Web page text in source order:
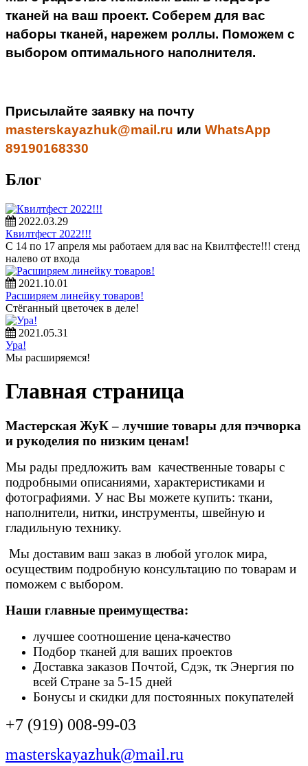
тканей на ваш проект. Соберем для вас
наборы тканей, нарежем роллы. Поможем с
выбором оптимального наполнителя.
Присылайте заявку на почту
masterskayazhuk@mail.ru или WhatsApp
89190168330
Блог
2022.03.29
Квилтфест 2022!!!
С 14 по 17 апреля мы работаем для вас на Квилтфесте!!! стенд
налево от входа
2021.10.01
Расширяем линейку товаров!
Стёганный цветочек в деле!
2021.05.31
Ура!
Мы расширяемся!
Главная страница
Мастерская ЖуК – лучшие товары для пэчворка
и рукоделия по низким ценам!
Мы рады предложить вам качественные товары с
подробными описаниями, характеристиками и
фотографиями. У нас Вы можете купить: ткани,
наполнители, нитки, инструменты, швейную и
гладильную технику.
Мы доставим ваш заказ в любой уголок мира,
осуществим подробную консультацию по товарам и
поможем с выбором.
Наши главные преимущества:
лучшее соотношение цена-качество
Подбор тканей для ваших проектов
Доставка заказов Почтой, Сдэк, тк Энергия по
всей Стране за 5-15 дней
Бонусы и скидки для постоянных покупателей
+7 (919) 008-99-03
masterskayazhuk@mail.ru